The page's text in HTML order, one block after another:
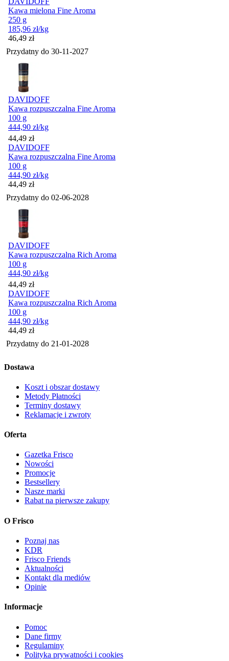
Kawa mielona Fine Aroma
250 g
185,96 zł/kg
Cena
46,49 zł
Przydatny do 30-11-2027
DAVIDOFF
Kawa rozpuszczalna Fine Aroma
100 g
444,90 zł/kg
Cena
44,49 zł
DAVIDOFF
Kawa rozpuszczalna Fine Aroma
100 g
444,90 zł/kg
Cena
44,49 zł
Przydatny do 02-06-2028
DAVIDOFF
Kawa rozpuszczalna Rich Aroma
100 g
444,90 zł/kg
Cena
44,49 zł
DAVIDOFF
Kawa rozpuszczalna Rich Aroma
100 g
444,90 zł/kg
Cena
44,49 zł
Przydatny do 21-01-2028
Dostawa
Koszt i obszar dostawy
Metody Płatności
Terminy dostawy
Reklamacje i zwroty
Oferta
Gazetka Frisco
Nowości
Promocje
Bestsellery
Nasze marki
Rabat na pierwsze zakupy
O Frisco
Poznaj nas
KDR
Frisco Friends
Aktualności
Kontakt dla mediów
Opinie
Informacje
Pomoc
Dane firmy
Regulaminy
Polityka prywatności i cookies